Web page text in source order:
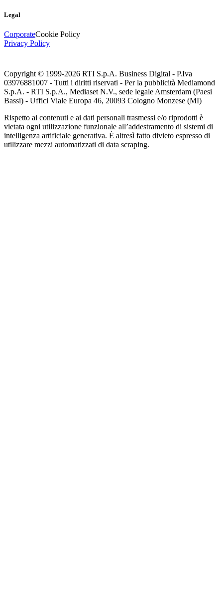
Legal
CorporateCookie Policy
Privacy Policy
Copyright © 1999-2026 RTI S.p.A. Business Digital - P.Iva
03976881007 - Tutti i diritti riservati - Per la pubblicità Mediamond
S.p.A. - RTI S.p.A., Mediaset N.V., sede legale Amsterdam (Paesi
Bassi) - Uffici Viale Europa 46, 20093 Cologno Monzese (MI)
Rispetto ai contenuti e ai dati personali trasmessi e/o riprodotti è
vietata ogni utilizzazione funzionale all’addestramento di sistemi di
intelligenza artificiale generativa. È altresì fatto divieto espresso di
utilizzare mezzi automatizzati di data scraping.